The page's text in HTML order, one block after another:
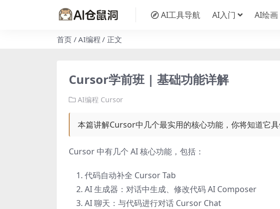
AI工具导航 AI入门 AI绘画
首页 AI编程 正文
Cursor学前班 | 基础功能详解
AI编程 Cursor
本篇讲解Cursor中几个最实用的核心功能，你将知道它具
Cursor 中有几个 AI 核心功能，包括：
代码自动补全 Cursor Tab
AI 生成器：对话中生成、修改代码 AI Composer
AI 聊天：与代码进行对话 Cursor Chat